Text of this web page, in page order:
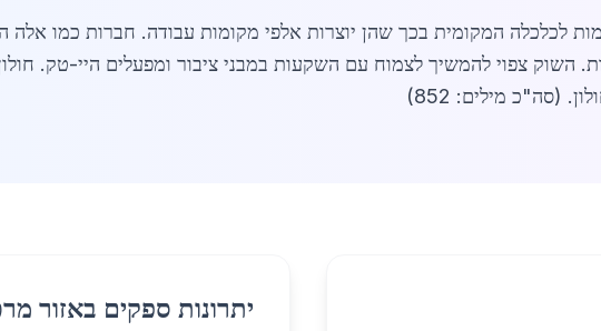
לכלכלה המקומית בכך שהן יוצרות אלפי מקומות עבודה. חברות כמו אלה
אספקה מהירה בתוך 48 שעות. השוק צפוי להמשיך לצמוח עם השקעות במבני ציבור ומפעלים
(סה"כ מילים: 852)
יתרונות ספקים באזור